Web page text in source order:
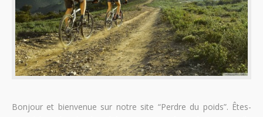
Bonjour et bienvenue sur notre site “Perdre du poids”. Êtes-